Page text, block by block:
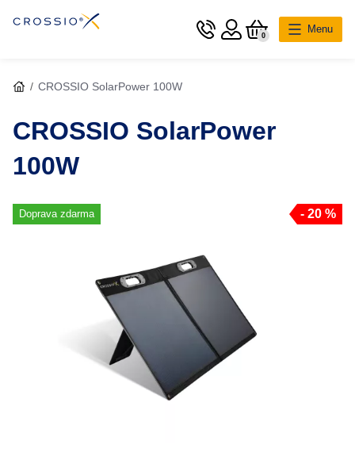
0
Menu
Vyberte měnu Česko
CROSSIO SolarPower 100W
CROSSIO SolarPower
100W
Doprava zdarma - 20 %